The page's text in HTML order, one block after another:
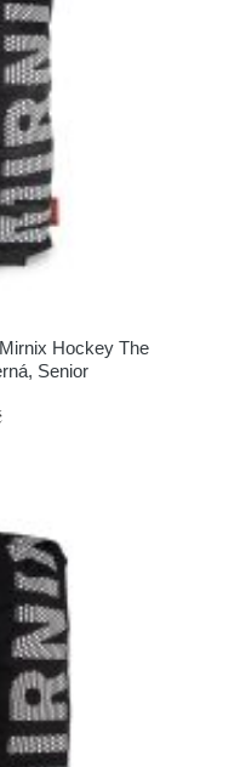
Hockey The
Senior